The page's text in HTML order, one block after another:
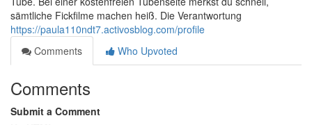
sämtliche Fickfilme machen heiß. Die Verantwortung
https://paula110ndt7.activosblog.com/profile
Comments
Who Upvoted
Comments
Submit a Comment